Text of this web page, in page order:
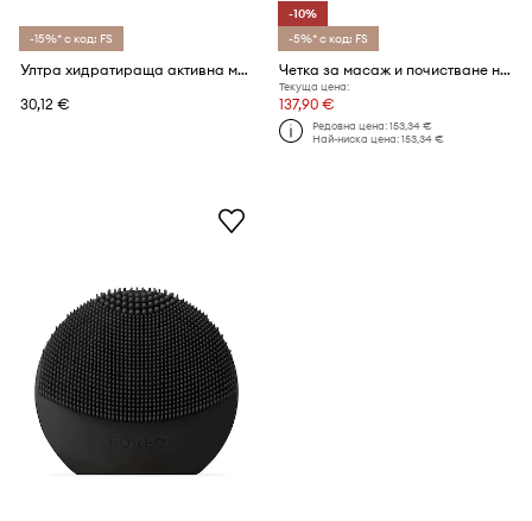
-15%* с код: FS
Ултра хидратираща активна маска UFO FOREO UFO Masks H2Overdose 2.0 (6 броя)
30,12 €
-10%
-5%* с код: FS
Четка за масаж и почистване на лице FOREO LUNA™ 4 Go
Текуща цена:
137,90 €
Редовна цена:153,34 €
Най-ниска цена:153,34 €